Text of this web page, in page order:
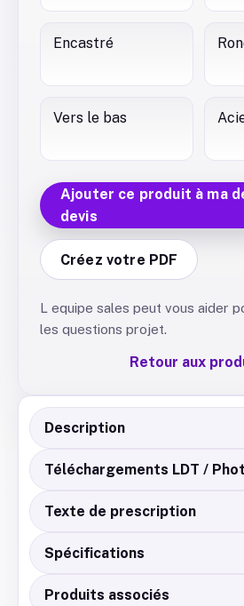
Encastré
Vers le bas
Ajouter ce produit à ma
devis
Créez votre PDF
L equipe sales peut vous aider
les questions projet.
Retour aux
Description
Téléchargements LDT /
Texte de prescription
Spécifications
Produits associés